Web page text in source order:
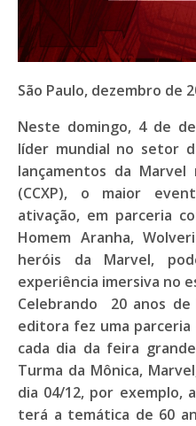
São Paulo, dezembro de
Neste domingo, 4 de
líder mundial no setor
lançamentos da Marvel
(CCXP), o maior
ativação, em parceria
Homem Aranha,
heróis da Marvel,
experiência imersiva no
Celebrando 20 anos de
editora fez uma parceria
cada dia da feira
Turma da Mônica,
dia 04/12, por exemplo,
terá a temática de 60